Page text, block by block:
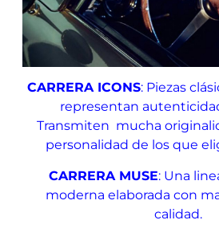
CARRERA ICONS: Piezas
representan
Transmiten mucha
personalidad de los que
CARRERA MUSE: Una
moderna elaborada con
calidad.